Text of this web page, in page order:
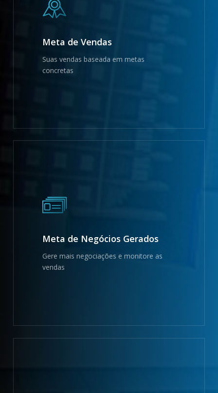
Meta de Vendas
Suas vendas baseada em metas
concretas
Meta de Negócios Gerados
Gere mais negociações e monitore as
vendas